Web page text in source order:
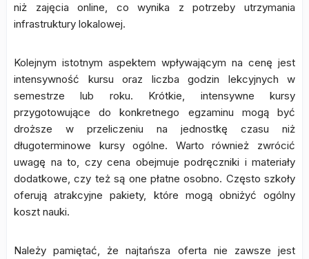
niż zajęcia online, co wynika z potrzeby utrzymania
infrastruktury lokalowej.
Kolejnym istotnym aspektem wpływającym na cenę jest
intensywność kursu oraz liczba godzin lekcyjnych w
semestrze lub roku. Krótkie, intensywne kursy
przygotowujące do konkretnego egzaminu mogą być
droższe w przeliczeniu na jednostkę czasu niż
długoterminowe kursy ogólne. Warto również zwrócić
uwagę na to, czy cena obejmuje podręczniki i materiały
dodatkowe, czy też są one płatne osobno. Często szkoły
oferują atrakcyjne pakiety, które mogą obniżyć ogólny
koszt nauki.
Należy pamiętać, że najtańsza oferta nie zawsze jest